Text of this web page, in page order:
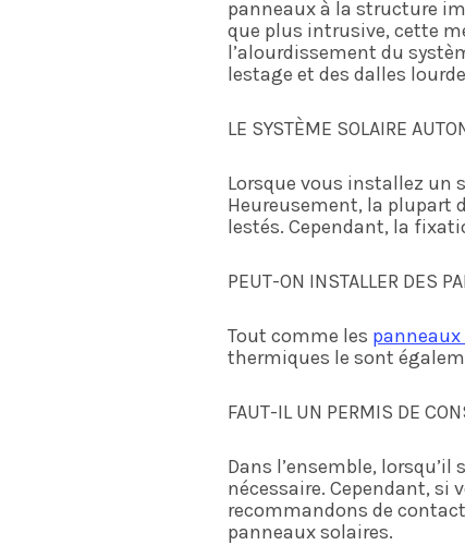
panneaux à la structure
que plus intrusive, cette
l’alourdissement du
lestage et des dalles
LE SYSTÈME SOLAIRE
Lorsque vous installez un
Heureusement, la plupart
lestés. Cependant, la
PEUT-ON INSTALLER DES
Tout comme les
thermiques le sont
FAUT-IL UN PERMIS DE
Dans l’ensemble,
nécessaire. Cependant, si
recommandons de
panneaux solaires.